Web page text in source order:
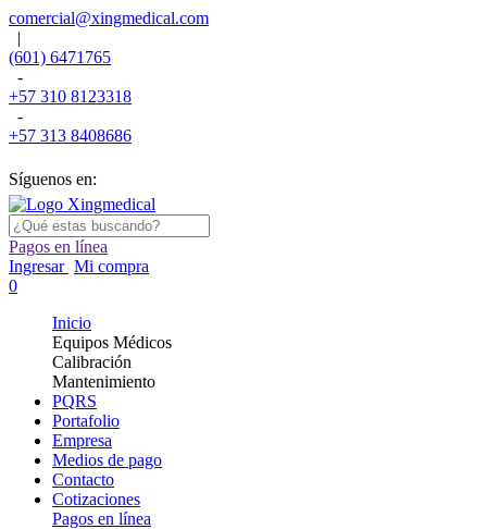
comercial@xingmedical.com
|
(601) 6471765
-
+57 310 8123318
-
+57 313 8408686
Síguenos en:
Pagos en línea
Ingresar Mi compra
0
Inicio
Equipos Médicos
Calibración
Mantenimiento
PQRS
Portafolio
Empresa
Medios de pago
Contacto
Cotizaciones
Pagos en línea